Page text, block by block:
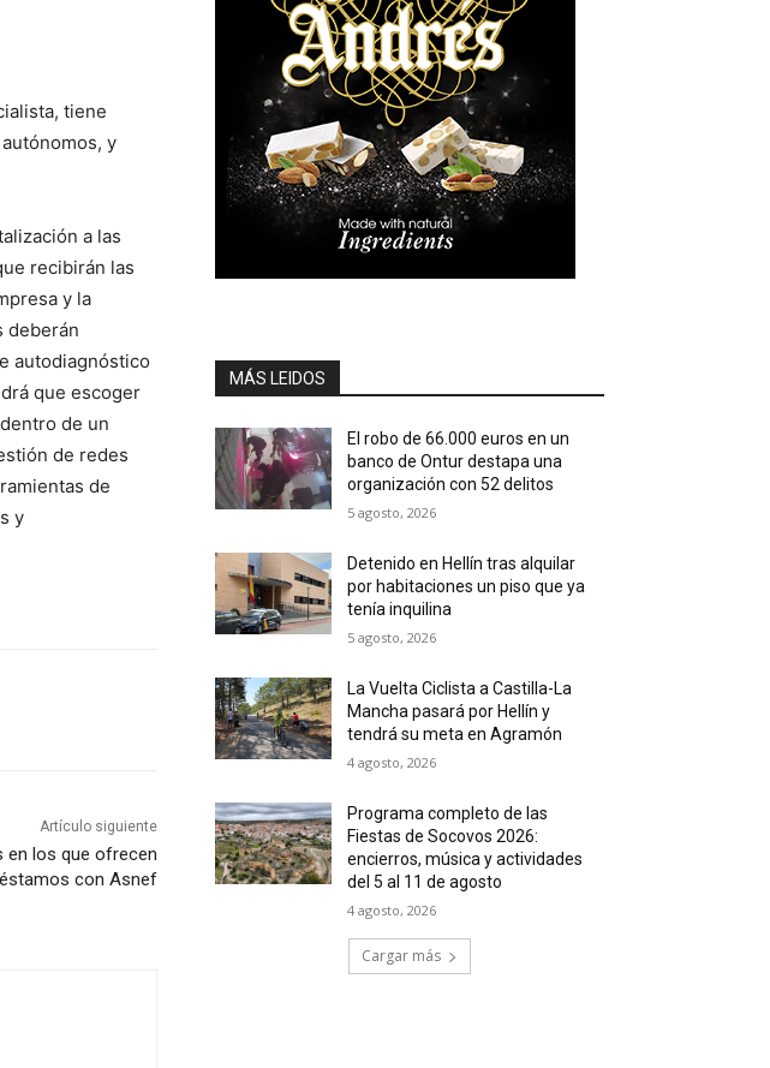
tiene
y
a las
recibirán las
y la
deberán
autodiagnóstico
que escoger
de un
de redes
de
y
Artículo siguiente
en los que ofrecen
con Asnef
MÁS LEIDOS
El robo de 66.000 euros en un
banco de Ontur destapa una
organización con 52 delitos
5 agosto, 2026
Detenido en Hellín tras alquilar
por habitaciones un piso que ya
tenía inquilina
5 agosto, 2026
La Vuelta Ciclista a Castilla-La
Mancha pasará por Hellín y
tendrá su meta en Agramón
4 agosto, 2026
Programa completo de las
Fiestas de Socovos 2026:
encierros, música y actividades
del 5 al 11 de agosto
4 agosto, 2026
Cargar más